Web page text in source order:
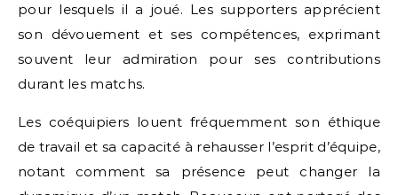
pour lesquels il a joué. Les supporters apprécient
son dévouement et ses compétences, exprimant
souvent leur admiration pour ses contributions
durant les matchs.
Les coéquipiers louent fréquemment son éthique
de travail et sa capacité à rehausser l’esprit d’équipe,
notant comment sa présence peut changer la